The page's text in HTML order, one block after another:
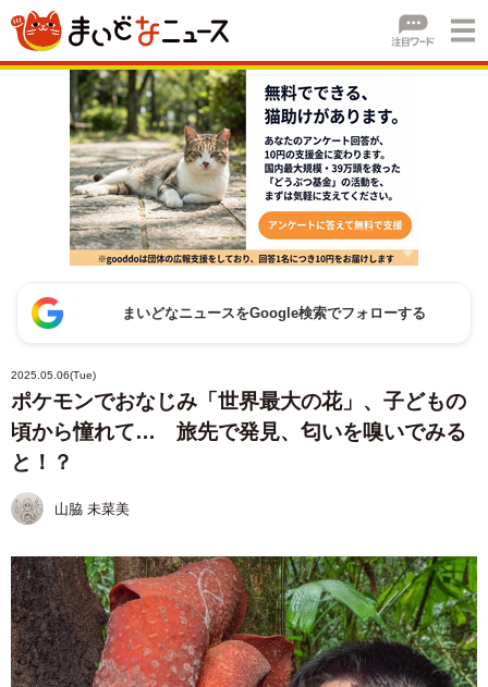
まいどなニュースをGoogle検索でフォローする
2025.05.06(Tue)
ポケモンでおなじみ「世界最大の花」、子どもの
頃から憧れて… 旅先で発見、匂いを嗅いでみる
と！？
山脇 未菜美